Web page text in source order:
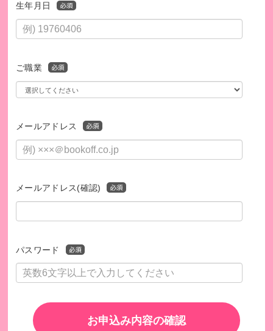
生年月日
ご職業
メールアドレス
メールアドレス(確認)
パスワード
お申込み内容の確認